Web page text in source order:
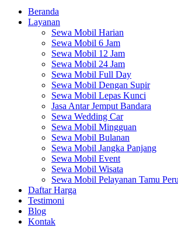
Beranda
Layanan
Sewa Mobil Harian
Sewa Mobil 6 Jam
Sewa Mobil 12 Jam
Sewa Mobil 24 Jam
Sewa Mobil Full Day
Sewa Mobil Dengan Supir
Sewa Mobil Lepas Kunci
Jasa Antar Jemput Bandara
Sewa Wedding Car
Sewa Mobil Mingguan
Sewa Mobil Bulanan
Sewa Mobil Jangka Panjang
Sewa Mobil Event
Sewa Mobil Wisata
Sewa Mobil Pelayanan Tamu
Daftar Harga
Testimoni
Blog
Kontak